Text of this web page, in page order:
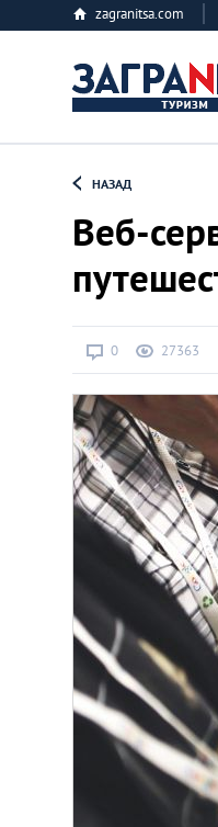
zagranitsa.com
НАЗАД
Веб-
0 27363